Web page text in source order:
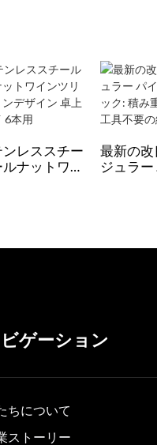
レススチー
ナットワイ
最新の改
ジュラ
ゲーション
ちについて
ストーリー